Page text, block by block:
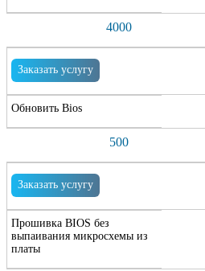
4000
Заказать услугу
Обновить Bios
500
Заказать услугу
Прошивка BIOS без
выпаивания микросхемы из
платы